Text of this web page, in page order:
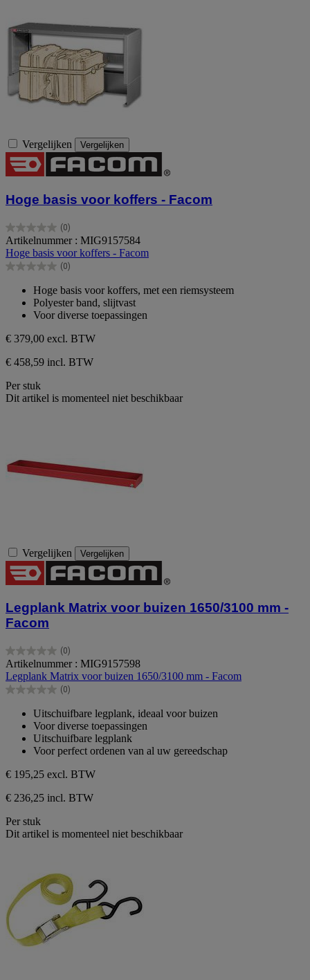
Vergelijken Vergelijken
Hoge basis voor koffers - Facom
(0)
0.0
van
de
5
Artikelnummer : MIG9157584
Hoge basis voor koffers - Facom
(0)
0.0
sterren.
Hoge basis voor koffers, met een riemsysteem
Polyester band, slijtvast
Voor diverse toepassingen
€ 379,00 excl. BTW
€ 458,59 incl. BTW
Per stuk
Dit artikel is momenteel niet beschikbaar
Vergelijken Vergelijken
Legplank Matrix voor buizen 1650/3100 mm -
Facom
(0)
0.0
van
de
5
Artikelnummer : MIG9157598
Legplank Matrix voor buizen 1650/3100 mm - Facom
(0)
0.0
sterren.
Uitschuifbare legplank, ideaal voor buizen
Voor diverse toepassingen
Uitschuifbare legplank
Voor perfect ordenen van al uw gereedschap
€ 195,25 excl. BTW
€ 236,25 incl. BTW
Per stuk
Dit artikel is momenteel niet beschikbaar